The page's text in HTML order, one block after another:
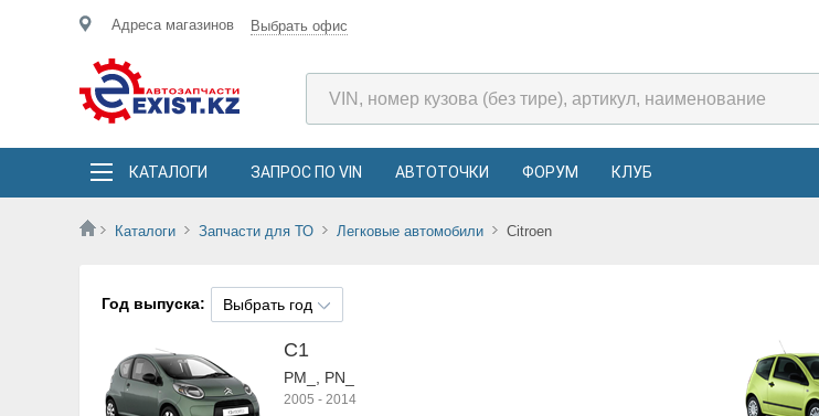
Адреса магазинов Выбрать офис
КАТАЛОГИ ЗАПРОС ПО VIN АВТОТОЧКИ ФОРУМ КЛУБ
Каталоги Запчасти для ТО Легковые автомобили Citroen
Год выпуска: Выбрать год
C1
PM_, PN_
2005 - 2014